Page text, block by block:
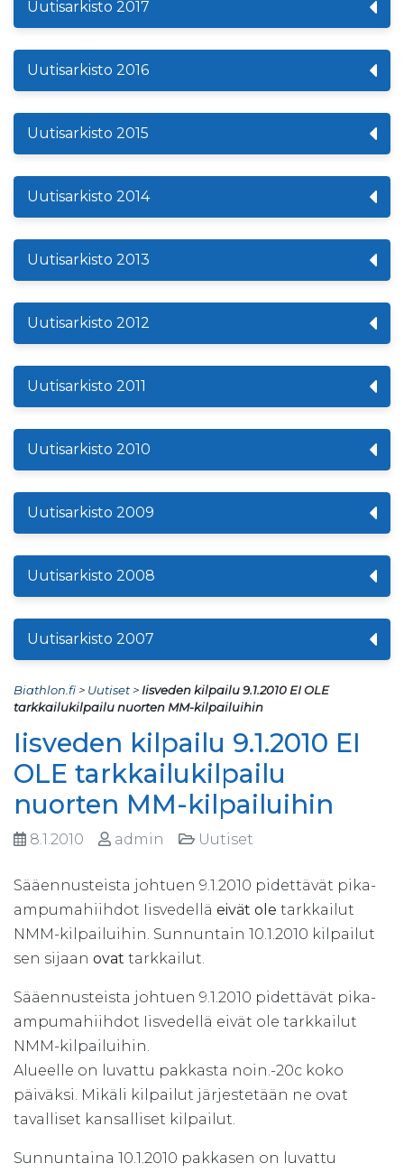
Uutisarkisto 2017
Uutisarkisto 2016
Uutisarkisto 2015
Uutisarkisto 2014
Uutisarkisto 2013
Uutisarkisto 2012
Uutisarkisto 2011
Uutisarkisto 2010
Uutisarkisto 2009
Uutisarkisto 2008
Uutisarkisto 2007
Biathlon.fi> Uutiset> Iisveden kilpailu 9.1.2010 EI OLE
tarkkailukilpailu nuorten MM-kilpailuihin
Iisveden kilpailu 9.1.2010 EI
OLE tarkkailukilpailu
nuorten MM-kilpailuihin
8.1.2010 admin Uutiset
Sääennusteista johtuen 9.1.2010 pidettävät pika-
ampumahiihdot Iisvedellä eivät ole tarkkailut
NMM-kilpailuihin. Sunnuntain 10.1.2010 kilpailut
sen sijaan ovat tarkkailut.
Sääennusteista johtuen 9.1.2010 pidettävät pika-
ampumahiihdot Iisvedellä eivät ole tarkkailut
NMM-kilpailuihin.
Alueelle on luvattu pakkasta noin.-20c koko
päiväksi. Mikäli kilpailut järjestetään ne ovat
tavalliset kansalliset kilpailut.
Sunnuntaina 10.1.2010 pakkasen on luvattu